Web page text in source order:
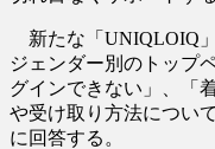
新たな「UNIQLOIQ
ジェンダー別のトップ
グインできない」、「
や受け取り方法につい
に回答する。